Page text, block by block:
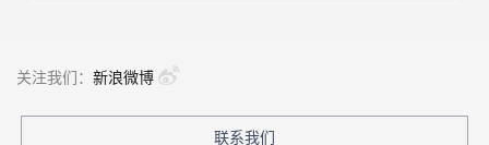
关注我们： 新浪微博
联系我们